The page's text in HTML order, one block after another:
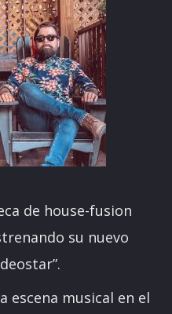
de house-fusion
su nuevo
escena musical en el